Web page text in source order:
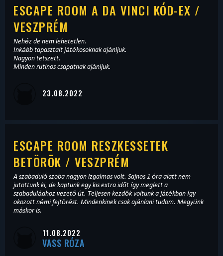
ESCAPE ROOM A DA VINCI KÓD-EX /
VESZPRÉM
Nehéz de nem lehetetlen.
Inkább tapasztalt játékosoknak ajánljuk.
Nagyon tetszett.
Minden rutinos csapatnak ajánljuk.
23.08.2022
ESCAPE ROOM RESZKESSETEK
BETÖRÖK / VESZPRÉM
A szabaduló szoba nagyon izgalmas volt. Sajnos 1 óra alatt nem
jutottunk ki, de kaptunk egy kis extra időt így meglett a
szabaduláahoz vezető út. Teljesen kezdők voltunk a játékban így
okozott némi fejtörést. Mindenkinek csak ajánlani tudom. Megyünk
máskor is.
11.08.2022
VASS RÓZA